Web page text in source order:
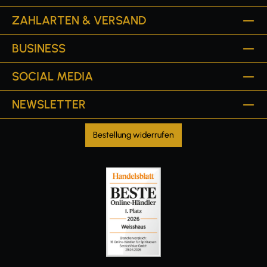
ZAHLARTEN & VERSAND
BUSINESS
SOCIAL MEDIA
NEWSLETTER
Bestellung widerrufen